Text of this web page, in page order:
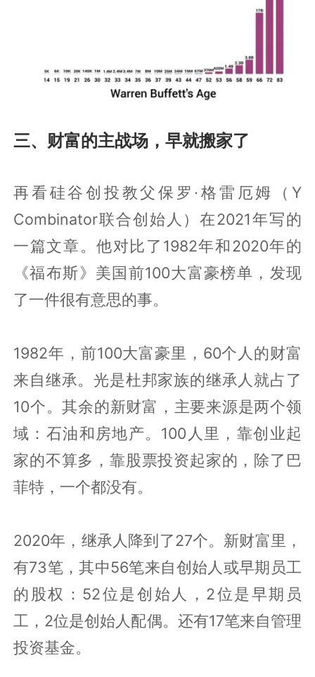
三、财富的主战场，早就搬家了
再看硅谷创投教父保罗·格雷厄姆（Y
Combinator联合创始人）在2021年写的
一篇文章。他对比了1982年和2020年的
《福布斯》美国前100大富豪榜单，发现
了一件很有意思的事。
1982年，前100大富豪里，60个人的财富
来自继承。光是杜邦家族的继承人就占了
10个。其余的新财富，主要来源是两个领
域：石油和房地产。100人里，靠创业起
家的不算多，靠股票投资起家的，除了巴
菲特，一个都没有。
2020年，继承人降到了27个。新财富里，
有73笔，其中56笔来自创始人或早期员工
的股权：52位是创始人，2位是早期员
工，2位是创始人配偶。还有17笔来自管理
投资基金。